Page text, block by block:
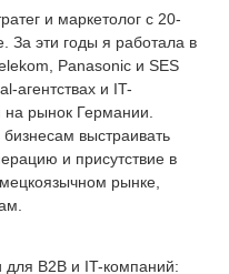
и маркетолог с 20-
За эти годы я работала в
Panasonic и SES
агентствах и IT-
рынок Германии.
выстраивать
и присутствие в
рынке,